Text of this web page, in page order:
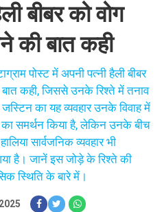
बीबर को वोग
की बात कही
पोस्ट में अपनी पत्नी हैली बीबर
कही, जिससे उनके रिश्ते में तनाव
का यह व्यवहार उनके विवाह में
समर्थन किया है, लेकिन उनके बीच
सार्वजनिक व्यवहार भी
है। जानें इस जोड़े के रिश्ते की
स्थिति के बारे में।